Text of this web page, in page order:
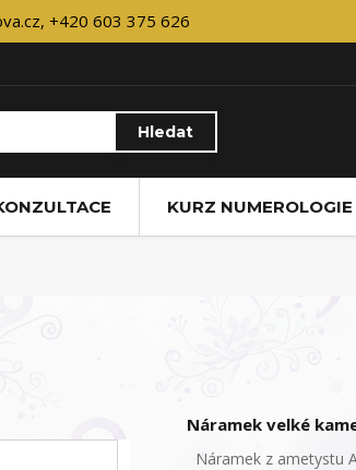
+420 603 375 626
Hledat
KURZ NUMEROLOGIE
Náramek velké
Náramek z ametystu